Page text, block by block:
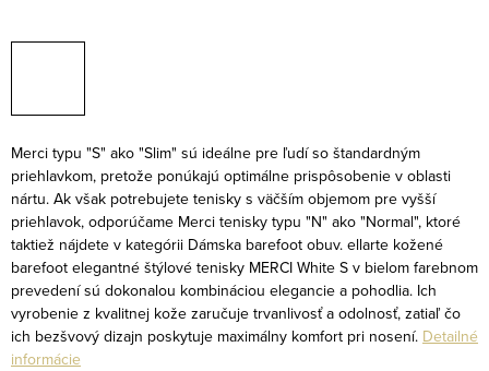
Merci typu "S" ako "Slim" sú ideálne pre ľudí so štandardným
priehlavkom, pretože ponúkajú optimálne prispôsobenie v oblasti
nártu. Ak však potrebujete tenisky s väčším objemom pre vyšší
priehlavok, odporúčame Merci tenisky typu "N" ako "Normal", ktoré
taktiež nájdete v kategórii Dámska barefoot obuv. ellarte kožené
barefoot elegantné štýlové tenisky MERCI White S v bielom farebnom
prevedení sú dokonalou kombináciou elegancie a pohodlia. Ich
vyrobenie z kvalitnej kože zaručuje trvanlivosť a odolnosť, zatiaľ čo
ich bezšvový dizajn poskytuje maximálny komfort pri nosení. Detailné
informácie